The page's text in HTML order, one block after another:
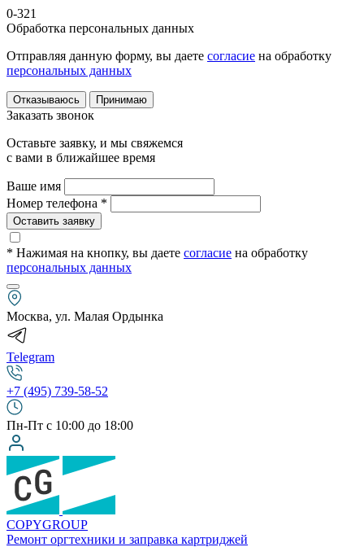
0-321
Обработка персональных данных
Отправляя данную форму, вы даете согласие на обработку
персональных данных
Отказываюсь Принимаю
Заказать звонок
Оставьте заявку, и мы свяжемся
с вами в ближайшее время
Ваше имя
Номер телефона *
Оставить заявку
* Нажимая на кнопку, вы даете согласие на обработку
персональных данных
Москва, ул. Малая Ордынка
Telegram
+7 (495) 739-58-52
Пн-Пт с 10:00 до 18:00
COPYGROUP
Ремонт оргтехники и заправка картриджей